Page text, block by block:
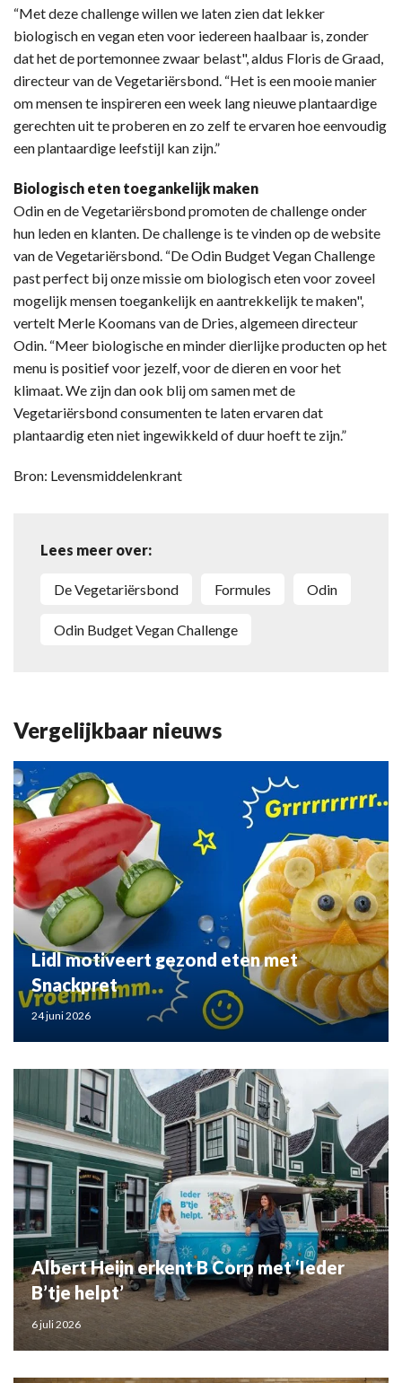
“Met deze challenge willen we laten zien dat lekker
biologisch en vegan eten voor iedereen haalbaar is, zonder
dat het de portemonnee zwaar belast", aldus Floris de Graad,
directeur van de Vegetariërsbond. “Het is een mooie manier
om mensen te inspireren een week lang nieuwe plantaardige
gerechten uit te proberen en zo zelf te ervaren hoe eenvoudig
een plantaardige leefstijl kan zijn.”
Biologisch eten toegankelijk maken
Odin en de Vegetariërsbond promoten de challenge onder
hun leden en klanten. De challenge is te vinden op de website
van de Vegetariërsbond. “De Odin Budget Vegan Challenge
past perfect bij onze missie om biologisch eten voor zoveel
mogelijk mensen toegankelijk en aantrekkelijk te maken",
vertelt Merle Koomans van de Dries, algemeen directeur
Odin. “Meer biologische en minder dierlijke producten op het
menu is positief voor jezelf, voor de dieren en voor het
klimaat. We zijn dan ook blij om samen met de
Vegetariërsbond consumenten te laten ervaren dat
plantaardig eten niet ingewikkeld of duur hoeft te zijn.”
Bron: Levensmiddelenkrant
Lees meer over:
De Vegetariërsbond Formules Odin
Odin Budget Vegan Challenge
Vergelijkbaar nieuws
Lidl motiveert gezond eten met
Snackpret
24 juni 2026
Albert Heijn erkent B Corp met ‘Ieder
B’tje helpt’
6 juli 2026